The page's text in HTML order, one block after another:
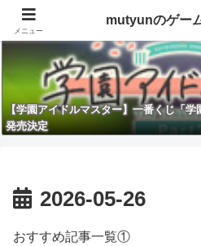
【学園アイドルマスター】一番くじ「
発売決定
2026-05-26
おすすめ記事一覧①
メニュー
mutyunのゲー